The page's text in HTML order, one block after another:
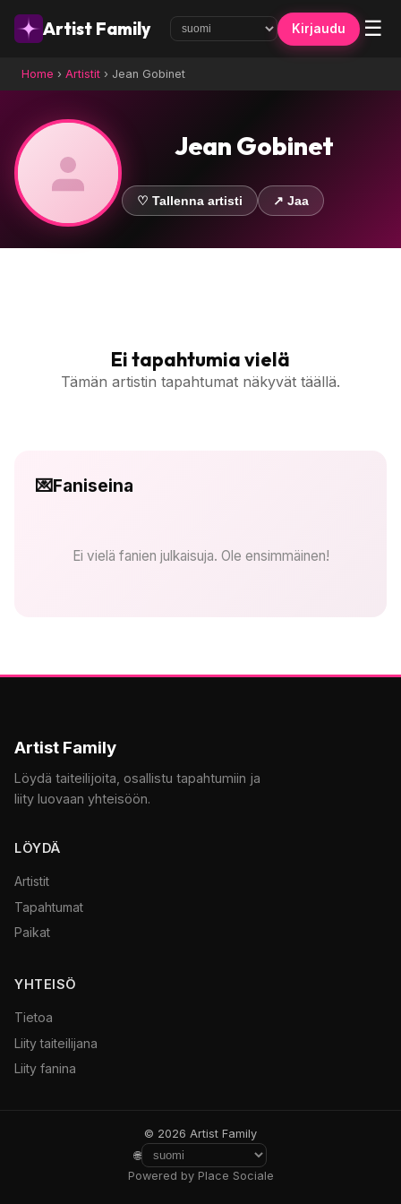
Artist Family Kirjaudu ☰
Home › Artistit › Jean Gobinet
Jean Gobinet
♡ Tallenna artisti ↗ Jaa
Ei tapahtumia vielä
Tämän artistin tapahtumat näkyvät täällä.
💌Faniseina
Ei vielä fanien julkaisuja. Ole ensimmäinen!
Artist Family
Löydä taiteilijoita, osallistu tapahtumiin ja
liity luovaan yhteisöön.
LÖYDÄ
Artistit
Tapahtumat
Paikat
YHTEISÖ
Tietoa
Liity taiteilijana
Liity fanina
© 2026 Artist Family
🌐
Powered by Place Sociale